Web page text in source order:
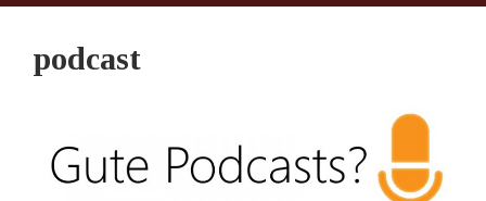
podcast